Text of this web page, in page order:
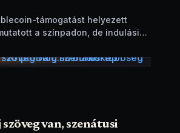
támogatást helyezett
a színpadon, de indulási
van, szenátusi